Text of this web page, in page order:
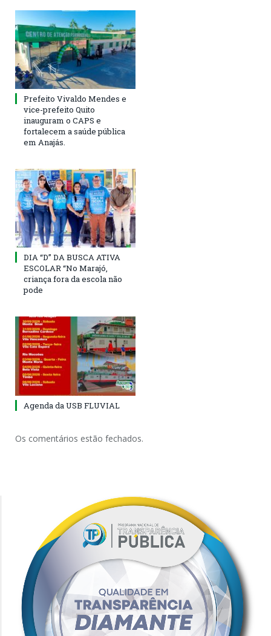
Prefeito Vivaldo Mendes e
vice-prefeito Quito
inauguram o CAPS e
fortalecem a saúde pública
em Anajás.
DIA “D” DA BUSCA ATIVA
ESCOLAR “No Marajó,
criança fora da escola não
pode
Agenda da USB FLUVIAL
Os comentários estão fechados.